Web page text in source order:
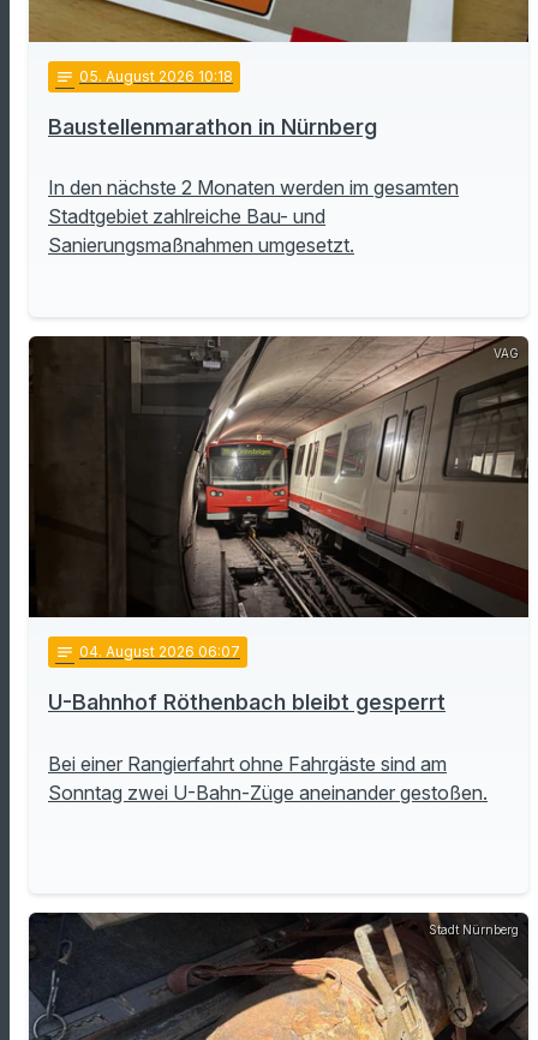
notes 05. August 2026 10:18
Baustellenmarathon in Nürnberg
In den nächste 2 Monaten werden im gesamten
Stadtgebiet zahlreiche Bau- und
Sanierungsmaßnahmen umgesetzt.
VAG
notes 04. August 2026 06:07
U-Bahnhof Röthenbach bleibt gesperrt
Bei einer Rangierfahrt ohne Fahrgäste sind am
Sonntag zwei U-Bahn-Züge aneinander gestoßen.
Stadt Nürnberg